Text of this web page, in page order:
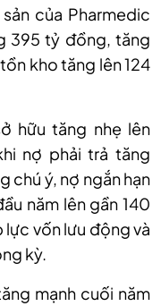
của Pharmedic
395 tỷ đồng, tăng
kho tăng lên 124
hữu tăng nhẹ lên
nợ phải trả tăng
chú ý, nợ ngắn hạn
năm lên gần 140
vốn lưu động và
kỳ.
mạnh cuối năm